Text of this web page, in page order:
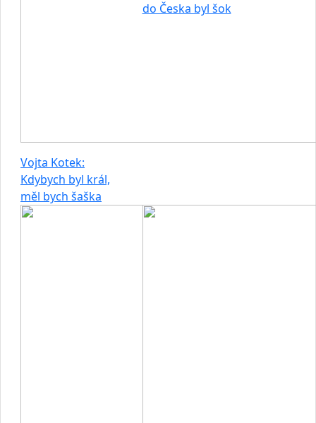
Vojta Kotek:
Kdybych byl král,
měl bych šaška
do Česka byl šok